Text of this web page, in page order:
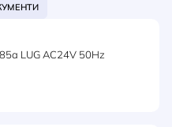
LUG AC24V 50Hz